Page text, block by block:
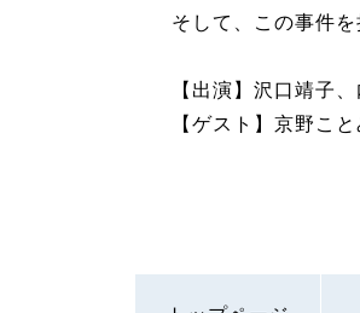
そして、この事件
【出演】沢口靖子
【ゲスト】京野こ